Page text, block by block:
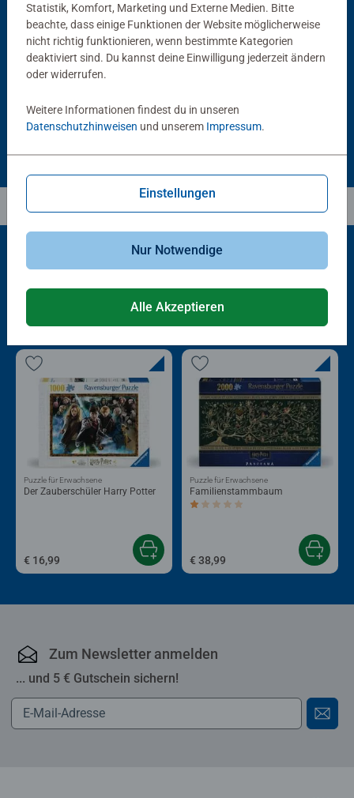
Puzzle Conserver Permanent
Durchschnittliche Bewertung 4,4 von 5 Sternen.
Puzzlezubehör
€ 13,99
Puzzle-Rahmen, schwarz
Puzzlezubehör
€ 40,00
Beliebte Auswahl
Andere Kunden mögen auch
Der Zauberschüler Harry Potter
Puzzle für Erwachsene
€ 16,99
Familienstammbaum
Durchschnittliche Bewertung 1,0 von 5
Puzzle für Erwachsene
€ 38,99
Zum Newsletter anmelden
... und 5 € Gutschein sichern!
Statistik, Komfort, Marketing und Externe Medien. Bitte
beachte, dass einige Funktionen der Website möglicherweise
nicht richtig funktionieren, wenn bestimmte Kategorien
deaktiviert sind. Du kannst deine Einwilligung jederzeit ändern
oder widerrufen.
Weitere Informationen findest du in unseren
Datenschutzhinweisen und unserem Impressum.
Einstellungen
Nur Notwendige
Alle Akzeptieren